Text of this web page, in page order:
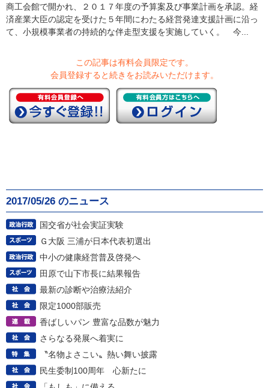
商工会館で開かれ、２０１７年度の予算案及び事業計画を承認。経
済産業大臣の認定を受けた５年間にわたる経営発達支援計画に沿っ
て、小規模事業者の持続的な伴走型支援を実施していく。 今...
この記事は有料会員限定です。
会員登録すると続きをお読みいただけます。
2017/05/26 のニュース
国交省が社会実証実験
Ｇ大阪 三浦が日本代表初選出
中小の健康経営普及啓発へ
田原で山下市長に結果報告
最新の診断や治療法紹介
限定1000部販売
香ばしいパン 豊富な品数が魅力
さらなる発展へ着実に
〝名物よさこい〟熱い舞い披露
民生委制100周年 心新たに